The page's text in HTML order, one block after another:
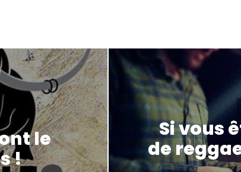
le
!
Si vous
de